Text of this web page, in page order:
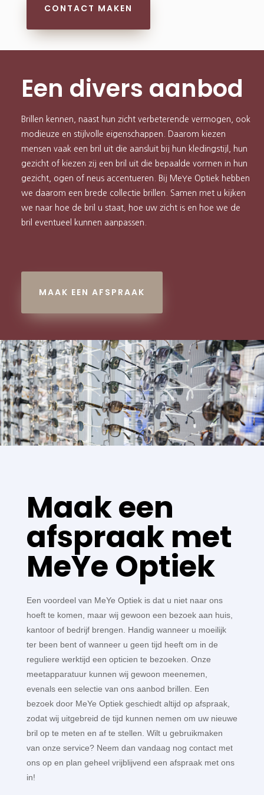
CONTACT MAKEN
Een divers aanbod
Brillen kennen, naast hun zicht verbeterende vermogen, ook
modieuze en stijlvolle eigenschappen. Daarom kiezen
mensen vaak een bril uit die aansluit bij hun kledingstijl, hun
gezicht of kiezen zij een bril uit die bepaalde vormen in hun
gezicht, ogen of neus accentueren. Bij MeYe Optiek hebben
we daarom een brede collectie brillen. Samen met u kijken
we naar hoe de bril u staat, hoe uw zicht is en hoe we de
bril eventueel kunnen aanpassen.
MAAK EEN AFSPRAAK
Maak een
afspraak met
MeYe Optiek
Een voordeel van MeYe Optiek is dat u niet naar ons
hoeft te komen, maar wij gewoon een bezoek aan huis,
kantoor of bedrijf brengen. Handig wanneer u moeilijk
ter been bent of wanneer u geen tijd heeft om in de
reguliere werktijd een opticien te bezoeken. Onze
meetapparatuur kunnen wij gewoon meenemen,
evenals een selectie van ons aanbod brillen. Een
bezoek door MeYe Optiek geschiedt altijd op afspraak,
zodat wij uitgebreid de tijd kunnen nemen om uw nieuwe
bril op te meten en af te stellen. Wilt u gebruikmaken
van onze service? Neem dan vandaag nog contact met
ons op en plan geheel vrijblijvend een afspraak met ons
in!